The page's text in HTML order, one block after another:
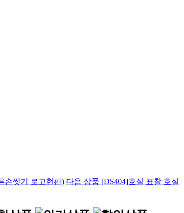
손씻기 로고현판) 다음 상품 [DS404]호실 표찰 호실